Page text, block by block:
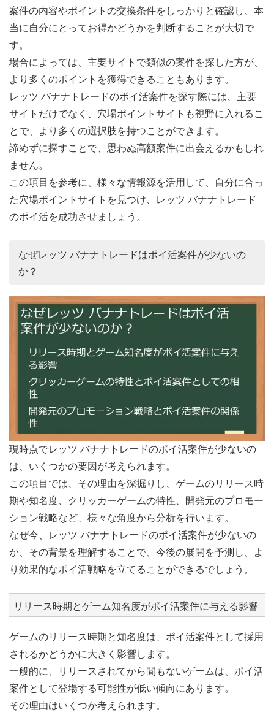
案件の内容やポイントの交換条件をしっかりと確認し、本
当に自分にとってお得かどうかを判断することが大切で
す。
場合によっては、主要サイトで類似の案件を探した方が、
より多くのポイントを獲得できることもあります。
レッツ バナナトレードのポイ活案件を探す際には、主要
サイトだけでなく、穴場ポイントサイトも視野に入れるこ
とで、より多くの選択肢を持つことができます。
諦めずに探すことで、思わぬ高額案件に出会えるかもしれ
ません。
この項目を参考に、様々な情報源を活用して、自分に合っ
た穴場ポイントサイトを見つけ、レッツ バナナトレード
のポイ活を成功させましょう。
なぜレッツ バナナトレードはポイ活案件が少ないの
か？
現時点でレッツ バナナトレードのポイ活案件が少ないの
は、いくつかの要因が考えられます。
この項目では、その理由を深掘りし、ゲームのリリース時
期や知名度、クリッカーゲームの特性、開発元のプロモー
ション戦略など、様々な角度から分析を行います。
なぜ今、レッツ バナナトレードのポイ活案件が少ないの
か、その背景を理解することで、今後の展開を予測し、よ
り効果的なポイ活戦略を立てることができるでしょう。
リリース時期とゲーム知名度がポイ活案件に与える影響
ゲームのリリース時期と知名度は、ポイ活案件として採用
されるかどうかに大きく影響します。
一般的に、リリースされてから間もないゲームは、ポイ活
案件として登場する可能性が低い傾向にあります。
その理由はいくつか考えられます。